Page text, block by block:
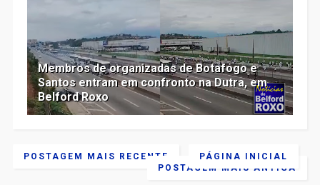
Membros de organizadas de Botafogo e
Santos entram em confronto na Dutra, em
Belford Roxo
POSTAGEM MAIS RECENTE
POSTAGEM MAIS ANTIGA
PÁGINA INICIAL